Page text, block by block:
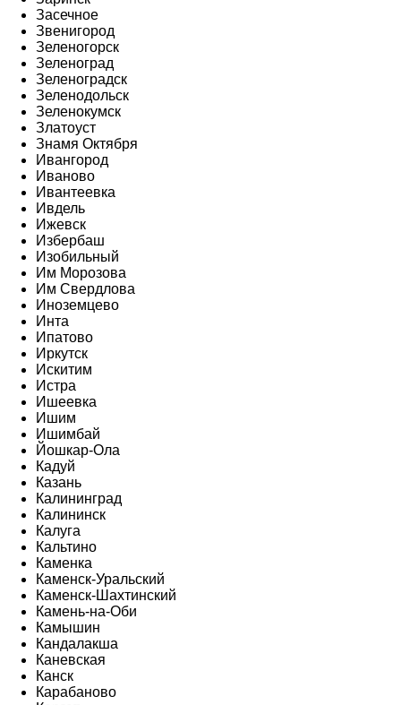
Засечное
Звенигород
Зеленогорск
Зеленоград
Зеленоградск
Зеленодольск
Зеленокумск
Златоуст
Знамя Октября
Ивангород
Иваново
Ивантеевка
Ивдель
Ижевск
Избербаш
Изобильный
Им Морозова
Им Свердлова
Иноземцево
Инта
Ипатово
Иркутск
Искитим
Истра
Ишеевка
Ишим
Ишимбай
Йошкар-Ола
Кадуй
Казань
Калининград
Калининск
Калуга
Кальтино
Каменка
Каменск-Уральский
Каменск-Шахтинский
Камень-на-Оби
Камышин
Кандалакша
Каневская
Канск
Карабаново